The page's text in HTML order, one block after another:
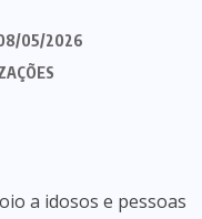
05/2026
a idosos e pessoas